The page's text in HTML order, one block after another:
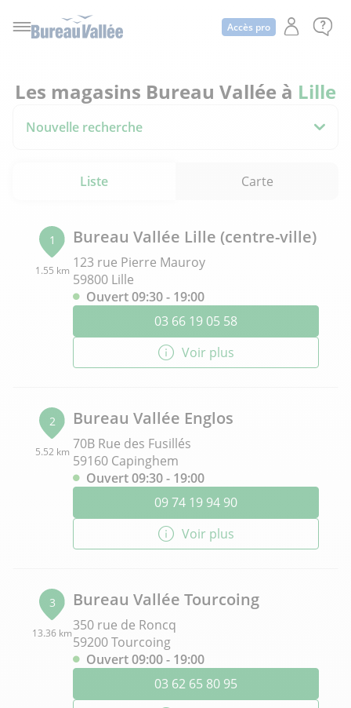
Accès pro
Les magasins Bureau Vallée à Lille
Nouvelle recherche
Liste Carte
1
1.55 km
Bureau Vallée Lille (centre-ville)
123 rue Pierre Mauroy
59800 Lille
Ouvert 09:30 - 19:00
03 66 19 05 58
Voir plus
2
5.52 km
Bureau Vallée Englos
70B Rue des Fusillés
59160 Capinghem
Ouvert 09:30 - 19:00
09 74 19 94 90
Voir plus
3
13.36 km
Bureau Vallée Tourcoing
350 rue de Roncq
59200 Tourcoing
Ouvert 09:00 - 19:00
03 62 65 80 95